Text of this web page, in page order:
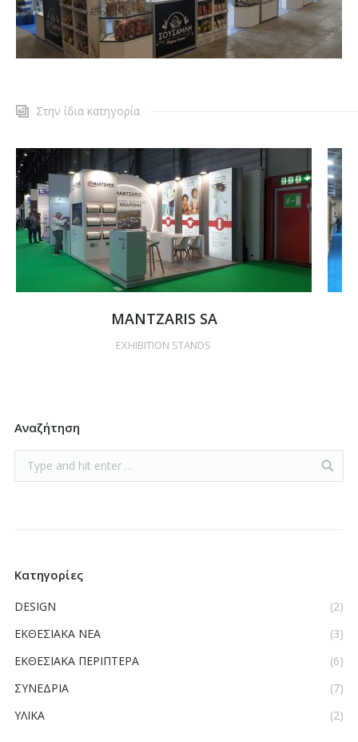
Στην ίδια κατηγορία
MANTZARIS SA
EXHIBITION STANDS
Αναζήτηση
Κατηγορίες
DESIGN
(2)
ΕΚΘΕΣΙΑΚΑ ΝΕΑ
(3)
ΕΚΘΕΣΙΑΚΑ ΠΕΡΙΠΤΕΡΑ
(6)
ΣΥΝΕΔΡΙΑ
(7)
ΥΛΙΚΑ
(2)